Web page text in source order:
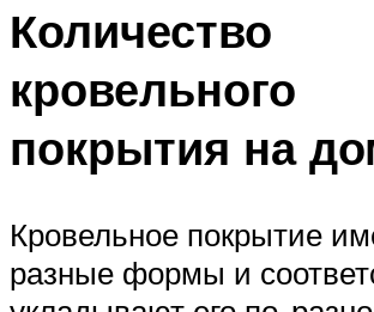
Количество
кровельного
покрытия на
Кровельное покрытие
разные формы и